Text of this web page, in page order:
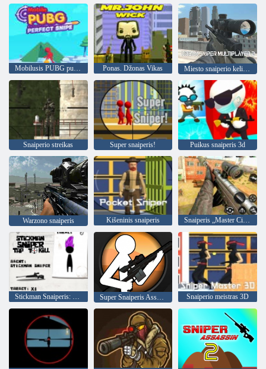
Ponas. Džonas Vikas Miesto snaiperio kelių žaidėjų 2
Snaiperio streikas Super snaiperis! Puikus snaiperis 3d
Warzono snaiperis Kišeninis snaiperis Snaiperis „Master City Hunter“
Stickman Snaiperis: Bakstelėkite nužudyti Super Snaiperis Assassin Snaiperio meistras 3D